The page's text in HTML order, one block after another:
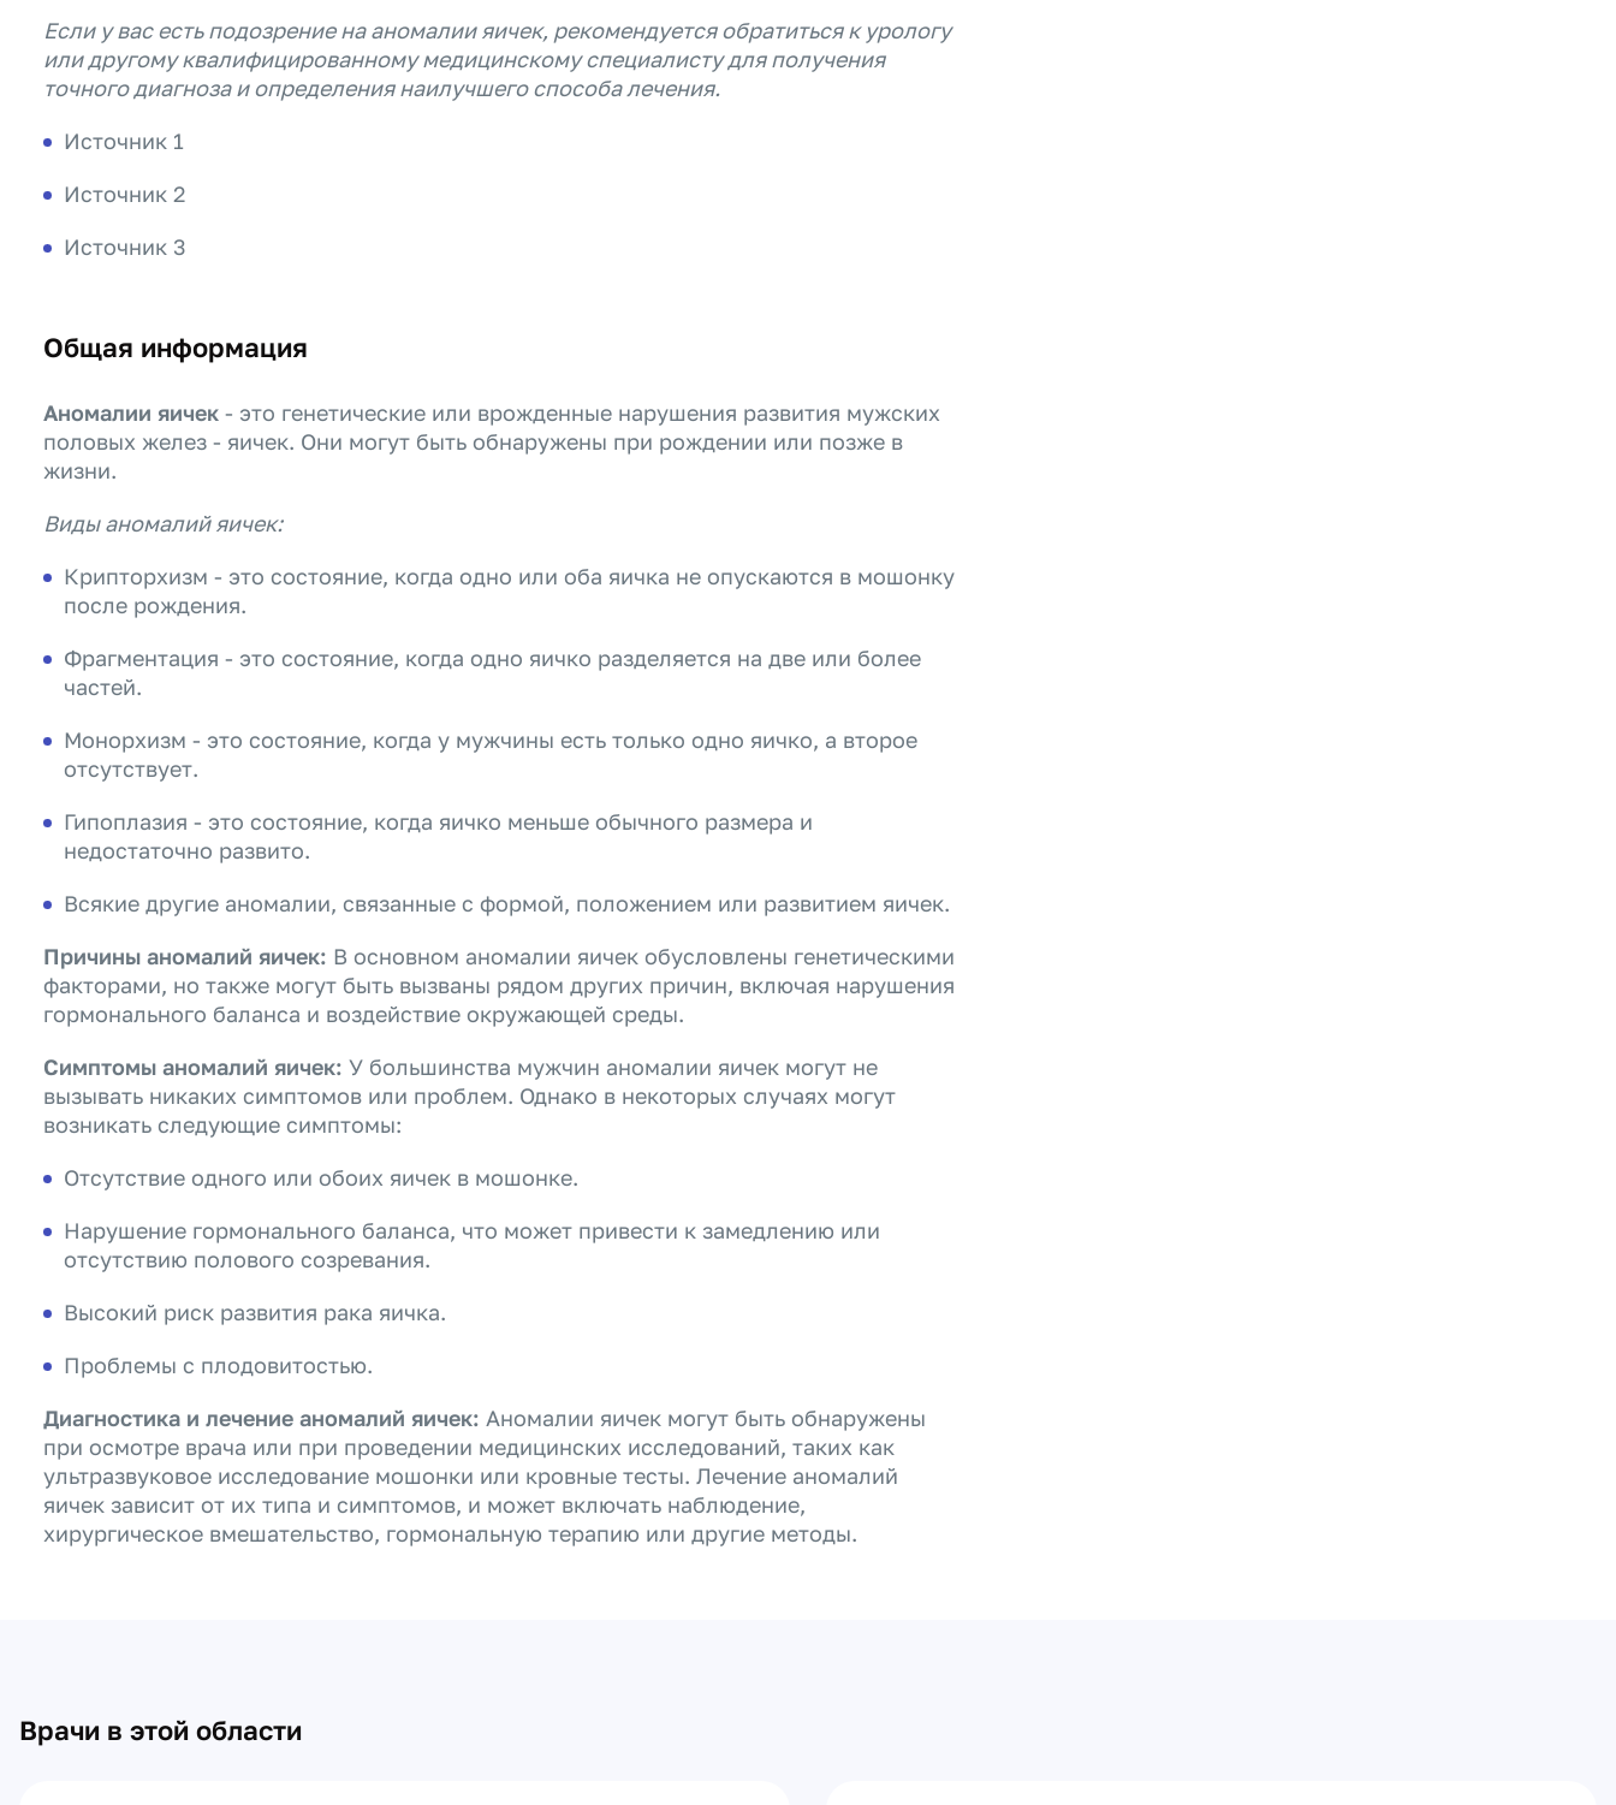
Если у вас есть подозрение на аномалии яичек, рекомендуется обратиться к урологу
или другому квалифицированному медицинскому специалисту для получения
точного диагноза и определения наилучшего способа лечения.
Источник 1
Источник 2
Источник 3
Общая информация
Аномалии яичек - это генетические или врожденные нарушения развития мужских
половых желез - яичек. Они могут быть обнаружены при рождении или позже в
жизни.
Виды аномалий яичек:
Крипторхизм - это состояние, когда одно или оба яичка не опускаются в мошонку
после рождения.
Фрагментация - это состояние, когда одно яичко разделяется на две или более
частей.
Монорхизм - это состояние, когда у мужчины есть только одно яичко, а второе
отсутствует.
Гипоплазия - это состояние, когда яичко меньше обычного размера и
недостаточно развито.
Всякие другие аномалии, связанные с формой, положением или развитием яичек.
Причины аномалий яичек: В основном аномалии яичек обусловлены генетическими
факторами, но также могут быть вызваны рядом других причин, включая нарушения
гормонального баланса и воздействие окружающей среды.
Симптомы аномалий яичек: У большинства мужчин аномалии яичек могут не
вызывать никаких симптомов или проблем. Однако в некоторых случаях могут
возникать следующие симптомы:
Отсутствие одного или обоих яичек в мошонке.
Нарушение гормонального баланса, что может привести к замедлению или
отсутствию полового созревания.
Высокий риск развития рака яичка.
Проблемы с плодовитостью.
Диагностика и лечение аномалий яичек: Аномалии яичек могут быть обнаружены
при осмотре врача или при проведении медицинских исследований, таких как
ультразвуковое исследование мошонки или кровные тесты. Лечение аномалий
яичек зависит от их типа и симптомов, и может включать наблюдение,
хирургическое вмешательство, гормональную терапию или другие методы.
Врачи в этой области